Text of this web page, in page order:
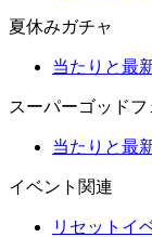
夏休みガチャ
当たりと最
スーパーゴッドフ
当たりと最
イベント関連
リセットイ